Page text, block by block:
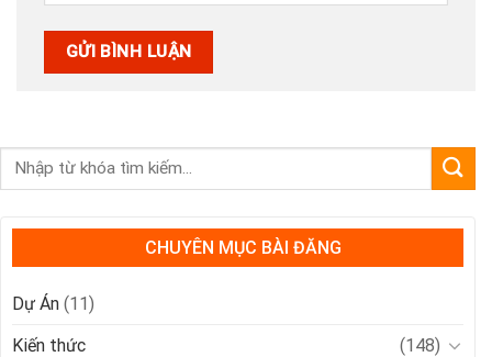
CHUYÊN MỤC BÀI ĐĂNG
Dự Án (11)
Kiến thức
(148)